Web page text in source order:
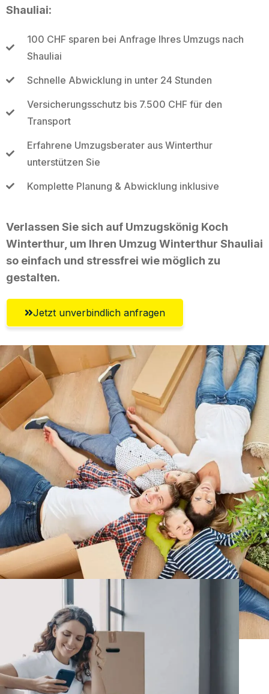
Shauliai:
100 CHF sparen bei Anfrage Ihres Umzugs nach
Shauliai
Schnelle Abwicklung in unter 24 Stunden
Versicherungsschutz bis 7.500 CHF für den
Transport
Erfahrene Umzugsberater aus Winterthur
unterstützen Sie
Komplette Planung & Abwicklung inklusive
Verlassen Sie sich auf Umzugskönig Koch
Winterthur, um Ihren Umzug Winterthur Shauliai
so einfach und stressfrei wie möglich zu
gestalten.
Jetzt unverbindlich anfragen